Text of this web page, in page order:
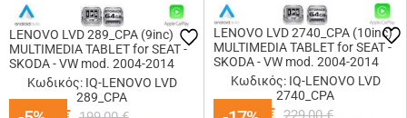
LENOVO LVD 289_CPA (9inc)
MULTIMEDIA TABLET for SEAT -
SKODA - VW mod. 2004-2014
Κωδικός: IQ-LENOVO LVD
289_CPA
LENOVO LVD 2740_CPA (10inc)
MULTIMEDIA TABLET for SEAT -
SKODA - VW mod. 2004-2014
Κωδικός: IQ-LENOVO LVD
2740_CPA
189,00 €